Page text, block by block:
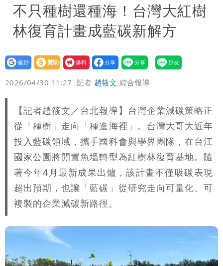
捐款人有權知真相
蔡英文變「台東蔡主委」嚇壞一堆人！他
驚：戰局變五五波
白海豚颱風攪局父親節！明雨量「紅到發
紫」
女律師詐慈濟10億 坐擁232公斤黃金仍
接案！同業酸：我輩楷模
明金成離世留下雙胞胎 4歲兒與老師一
段對話催淚
演習登場！搭雙鐵、航班3大注意事項快
看
慈濟遭詐10.6億！網紅揪聲明「疑點重
重」 1細節避而不談
蔣萬安民調只贏5％「現任優勢去哪？」
媒體人嘆：真的該緊張了
97萬網紅「肥大叔」驚傳猝逝！最後身
影曝 網驚覺不對
慈濟被騙10億！陳時中一語成讖 王必
勝：時間久看出睿智
中國賣家被踢爆在網購平台「租人頭」
吳欣岱：完美偽裝台灣企業
不只種樹還種海！台灣大紅樹
林復育計畫成藍碳新解方
設為
贊助
我要
爆料
2026/04/30 11:27 記者 趙筱文 綜合報導
【記者趙筱文／台北報導】台灣企業減碳策略正
從「種樹」走向「種進海裡」。台灣大哥大近年
投入藍碳領域，攜手國科會與學界團隊，在台江
國家公園將閒置魚塭轉型為紅樹林復育基地。隨
著今年4月最新成果出爐，該計畫不僅吸碳表現
超出預期，也讓「藍碳」從研究走向可量化、可
複製的企業減碳新路徑。